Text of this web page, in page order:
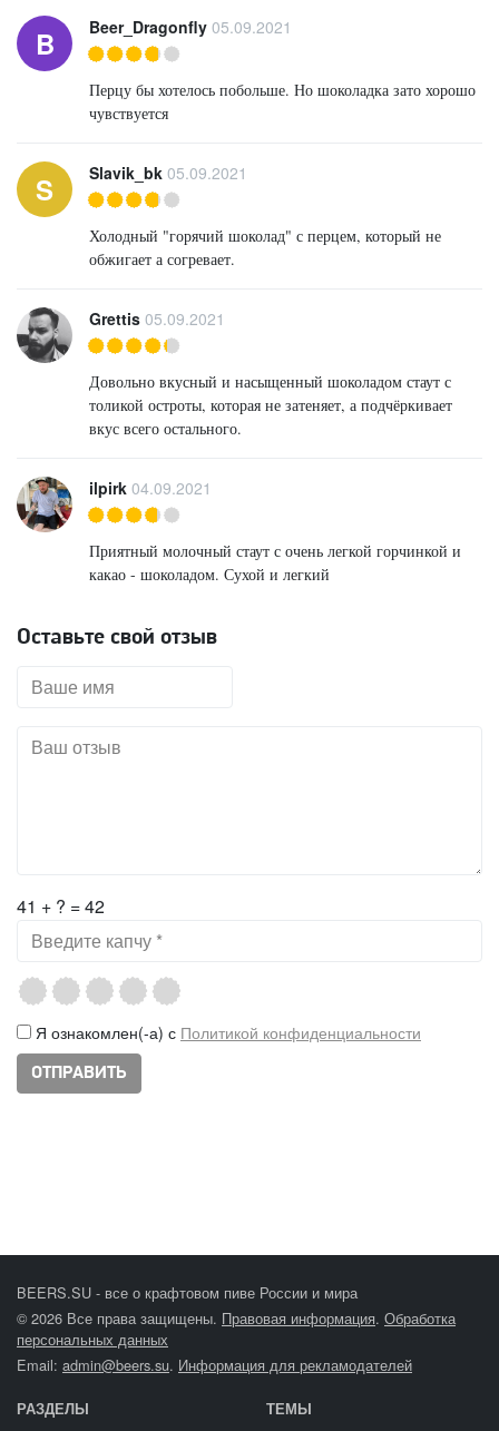
B Beer_Dragonfly 05.09.2021
Перцу бы хотелось побольше. Но шоколадка зато хорошо
чувствуется
S Slavik_bk 05.09.2021
Холодный "горячий шоколад" с перцем, который не
обжигает а согревает.
Grettis 05.09.2021
Довольно вкусный и насыщенный шоколадом стаут с
толикой остроты, которая не затеняет, а подчёркивает
вкус всего остального.
ilpirk 04.09.2021
Приятный молочный стаут с очень легкой горчинкой и
какао - шоколадом. Сухой и легкий
Оставьте свой отзыв
41 + ? = 42
Я ознакомлен(-а) с Политикой конфиденциальности
BEERS.SU - все о крафтовом пиве России и мира
© 2026 Все права защищены. Правовая информация. Обработка
персональных данных
Email: admin@beers.su. Информация для рекламодателей
РАЗДЕЛЫ ТЕМЫ